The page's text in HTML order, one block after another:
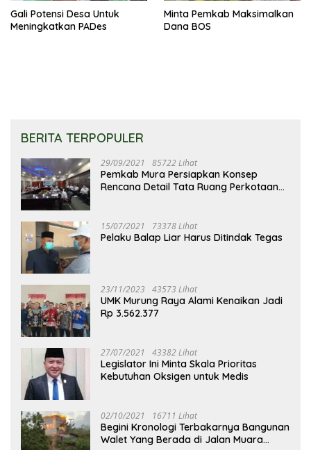
Gali Potensi Desa Untuk
Meningkatkan PADes
Minta Pemkab Maksimalkan
Dana BOS
BERITA TERPOPULER
29/09/2021 85722 Lihat
Pemkab Mura Persiapkan Konsep
Rencana Detail Tata Ruang Perkotaan
15/07/2021 73378 Lihat
Pelaku Balap Liar Harus Ditindak Tegas
23/11/2023 43573 Lihat
UMK Murung Raya Alami Kenaikan Jadi
Rp 3.562.377
27/07/2021 43382 Lihat
Legislator Ini Minta Skala Prioritas
Kebutuhan Oksigen untuk Medis
02/10/2021 16711 Lihat
Begini Kronologi Terbakarnya Bangunan
Walet Yang Berada di Jalan Muara